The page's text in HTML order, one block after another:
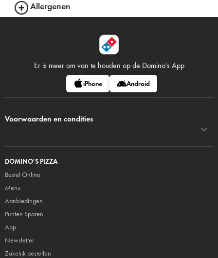
Allergenen
Er is meer om van te houden op de Domino's App
iPhone Android
Voorwaarden en condities
DOMINO'S PIZZA
Bestel Online
Menu
Aanbiedingen
Punten Sparen
App
Newsletter
Zakelijk bestellen